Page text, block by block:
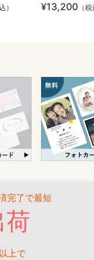
） ¥13,200 （
完了で最短
荷
上で